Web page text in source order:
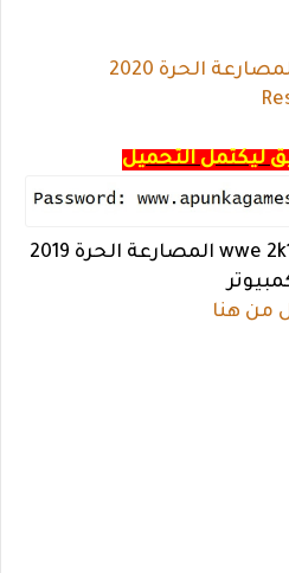
ليكتمل التحميل
حمل الان تحميل لعبة wwe 2k19 المصارعة الحرة 2019
من هنا